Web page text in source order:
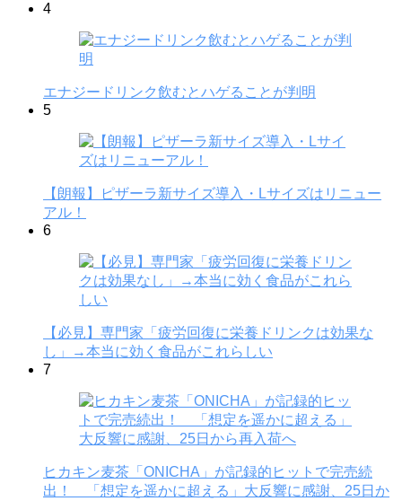
4
エナジードリンク飲むとハゲることが判明
5
【朗報】ピザーラ新サイズ導入・Lサイズはリニュー
アル！
6
【必見】専門家「疲労回復に栄養ドリンクは効果な
し」→本当に効く食品がこれらしい
7
ヒカキン麦茶「ONICHA」が記録的ヒットで完売続
出！ 「想定を遥かに超える」大反響に感謝、25日か